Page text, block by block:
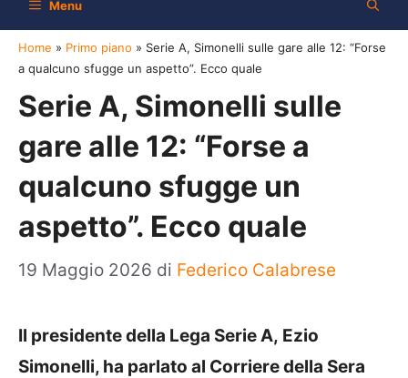
Menu
Home » Primo piano » Serie A, Simonelli sulle gare alle 12: “Forse
a qualcuno sfugge un aspetto”. Ecco quale
Serie A, Simonelli sulle
gare alle 12: “Forse a
qualcuno sfugge un
aspetto”. Ecco quale
19 Maggio 2026 di Federico Calabrese
Il presidente della Lega Serie A, Ezio
Simonelli, ha parlato al Corriere della Sera